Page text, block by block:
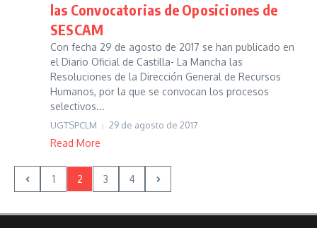
las Convocatorias de Oposiciones de
SESCAM
Con fecha 29 de agosto de 2017 se han publicado en
el Diario Oficial de Castilla- La Mancha las
Resoluciones de la Dirección General de Recursos
Humanos, por la que se convocan los procesos
selectivos...
UGTSPCLM 29 de agosto de 2017
Read More
1 2 3 4